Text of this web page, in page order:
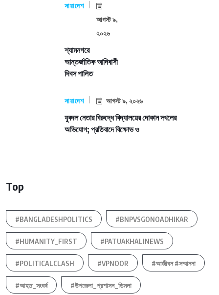
সারাদেশ
আগস্ট ৯,
২০২৬
শ্যামনগরে
আন্তর্জাতিক আদিবাসী
দিবস পালিত
সারাদেশ আগস্ট ৯, ২০২৬
যুবদল নেতার বিরুদ্ধে বিদ্যালয়ের দোকান দখলের
অভিযোগ; প্রতিবাদে বিক্ষোভ ও
Top
#BANGLADESHPOLITICS #BNPVSGONOADHIKAR
#HUMANITY_FIRST #PATUAKHALINEWS
#POLITICALCLASH #VPNOOR #আজীবন #সম্মাননা
#আহত_সংঘর্ষ #উপজেলা_প্রশাসন_ডিমলা